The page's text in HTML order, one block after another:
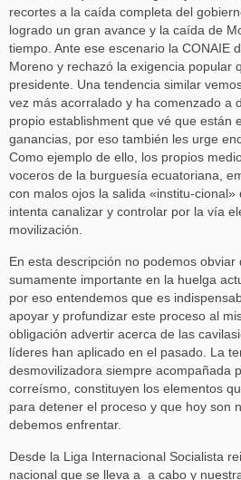
recortes a la caída completa del
logrado un gran avance y la caída de
tiempo. Ante ese escenario la CONAIE
Moreno y rechazó la exigencia popular
presidente. Una tendencia similar
vez más acorralado y ha comenzado a
propio establishment que vé que están
ganancias, por eso también les urge
Como ejemplo de ello, los propios
voceros de la burguesía ecuatoriana,
con malos ojos la salida «institu-
intenta canalizar y controlar por la vía
movilización.
En esta descripción no podemos
sumamente importante en la huelga
por eso entendemos que es
apoyar y profundizar este proceso al
obligación advertir acerca de las
líderes han aplicado en el pasado. La
desmovilizadora siempre acompañada
correísmo, constituyen los elementos
para detener el proceso y que hoy son
debemos enfrentar.
Desde la Liga Internacional Socialista
nacional que se lleva a a cabo y